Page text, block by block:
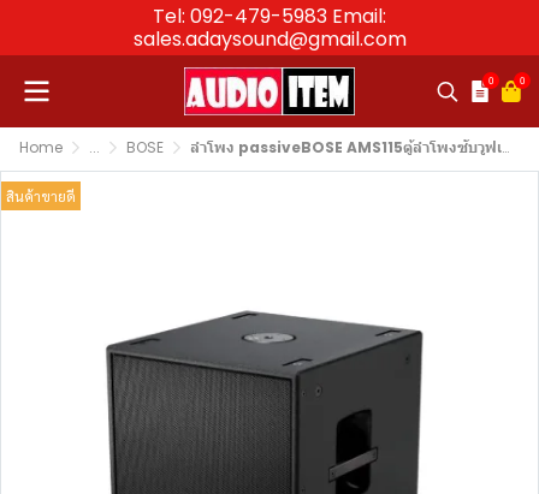
Tel: 092-479-5983 Email:
sales.adaysound@gmail.com
0 0
Home ... BOSE ลำโพง passiveBOSE AMS115ตู้ลำโพงซับวูฟเฟอร์ 15 นิ้ว 500 วัตต์
สินค้าขายดี